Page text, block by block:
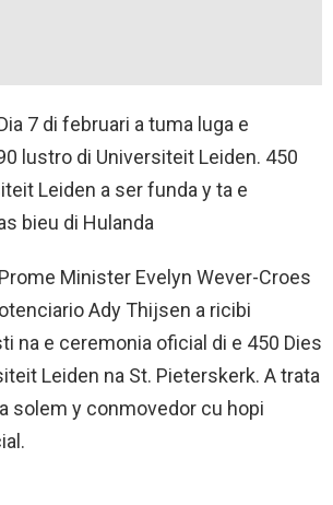
7 di februari a tuma luga e
lustro di Universiteit Leiden. 450
Leiden a ser funda y ta e
bieu di Hulanda
Minister Evelyn Wever-Croes
Ady Thijsen a ricibi
na e ceremonia oficial di e 450 Dies
Leiden na St. Pieterskerk. A trata
solem y conmovedor cu hopi